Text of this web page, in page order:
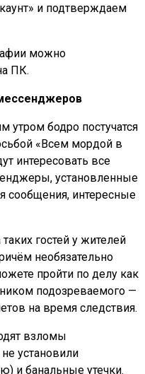
и подтверждаем
можно
ПК.
утром бодро постучатся
«Всем мордой в
интересовать все
установленные
сообщения, интересные
гостей у жителей
необязательно
пройти по делу как
подозреваемого —
на время следствия.
взломы
установили
и банальные утечки.